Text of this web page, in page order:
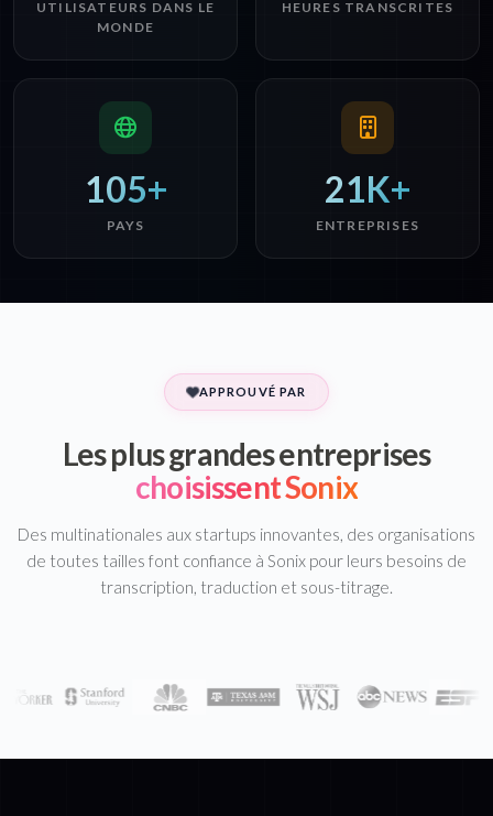
UTILISATEURS DANS LE
MONDE
HEURES TRANSCRITES
105+
PAYS
21K+
ENTREPRISES
APPROUVÉ PAR
Les plus grandes entreprises
choisissent Sonix
Des multinationales aux startups innovantes, des organisations
de toutes tailles font confiance à Sonix pour leurs besoins de
transcription, traduction et sous-titrage.